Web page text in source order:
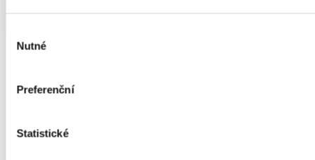
souhlasu
Nutné
Preferenční
Statistickévyplatí a jak se odlišit